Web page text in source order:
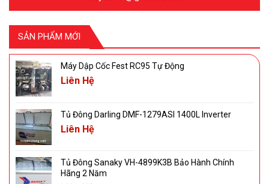
SẢN PHẨM MỚI
Máy Dập Cốc Fest RC95 Tự Động
Liên Hệ
Tủ Đông Darling DMF-1279ASI 1400L Inverter
Liên Hệ
Tủ Đông Sanaky VH-4899K3B Bảo Hành Chính
Hãng 2 Năm